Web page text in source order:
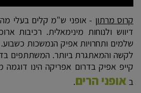
קרוס מרתון - אופני ש"מ קלים בעלי
דיווש ולנוחות מינימאלית. רכיבות
שלמים ותחרויות אפיק הנמשכות
לקשה והמאתגרת ביותר. המשתתפים
קייפ אפיק בדרום אפריקה הינו דוגמה
ב אופני הרים.